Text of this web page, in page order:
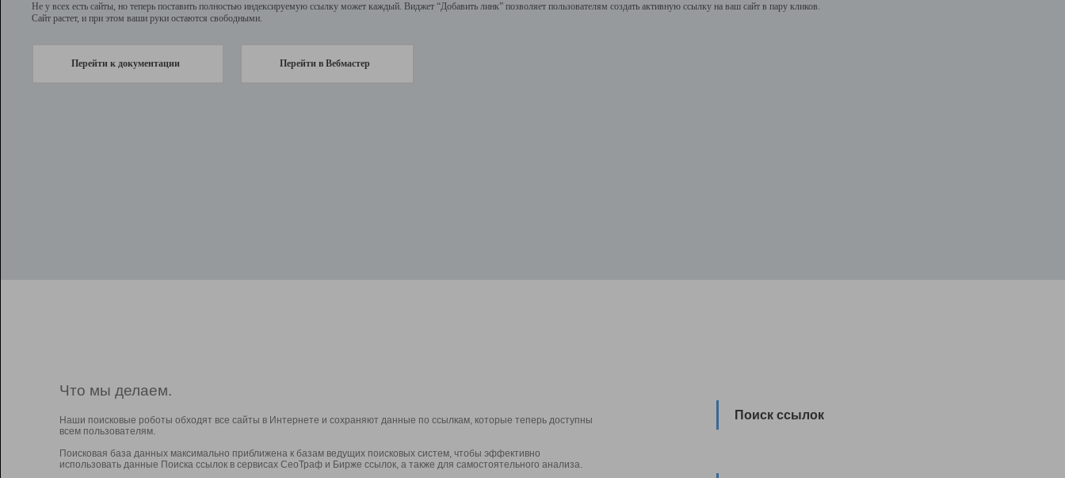
Не у всех есть сайты, но теперь поставить полностью индексируемую ссылку может каждый. Виджет “Добавить линк” позволяет пользователям создать активную ссылку на ваш сайт в пару кликов.
Сайт растет, и при этом ваши руки остаются свободными.
Перейти к документации Перейти в Вебмастер
Что мы делаем.
Наши поисковые роботы обходят все сайты в Интернете и сохраняют данные по ссылкам, которые теперь доступны
всем пользователям.
Поисковая база данных максимально приближена к базам ведущих поисковых систем, чтобы эффективно
использовать данные Поиска ссылок в сервисах СеоТраф и Бирже ссылок, а также для самостоятельного анализа.
Поиск ссылок